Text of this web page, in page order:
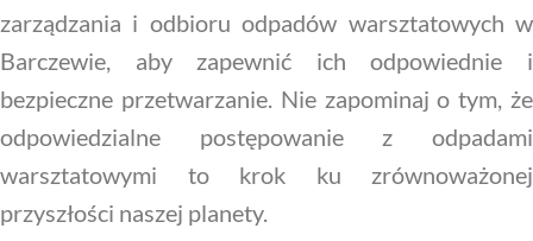
zarządzania i odbioru odpadów warsztatowych w
Barczewie, aby zapewnić ich odpowiednie i
bezpieczne przetwarzanie. Nie zapominaj o tym, że
odpowiedzialne postępowanie z odpadami
warsztatowymi to krok ku zrównoważonej
przyszłości naszej planety.